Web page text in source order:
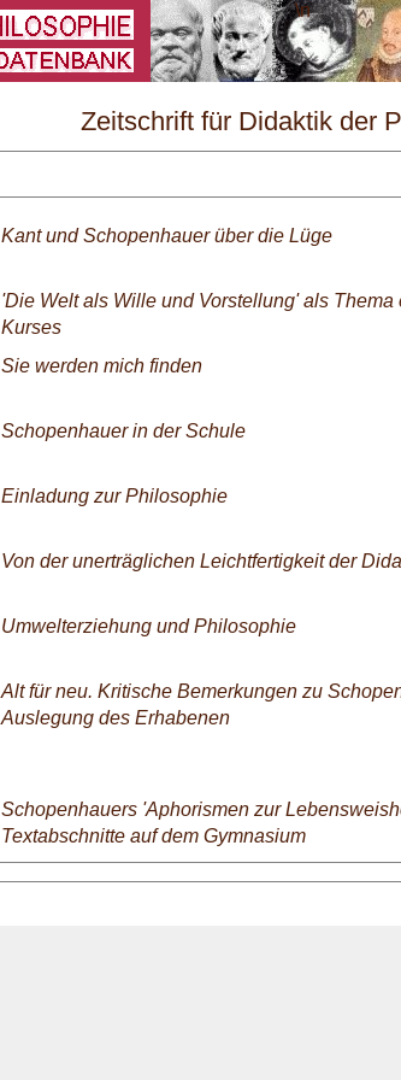
Zeitschrift für Didaktik der
Nr. 2/1988
Kant und Schopenhauer über die Lüge
'Die Welt als Wille und Vorstellung' als
Kurses
Sie werden mich finden
Schopenhauer in der Schule
Einladung zur Philosophie
Von der unerträglichen Leichtfertigkeit der
Umwelterziehung und Philosophie
Alt für neu. Kritische Bemerkungen zu
Auslegung des Erhabenen
Schopenhauers 'Aphorismen zur
Textabschnitte auf dem Gymnasium